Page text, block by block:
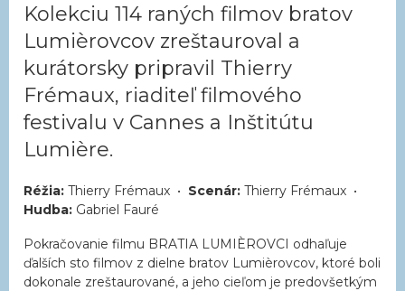
Kolekciu 114 raných filmov bratov
Lumièrovcov zreštauroval a
kurátorsky pripravil Thierry
Frémaux, riaditeľ filmového
festivalu v Cannes a Inštitútu
Lumière.
Réžia: Thierry Frémaux • Scenár: Thierry Frémaux •
Hudba: Gabriel Fauré
Pokračovanie filmu BRATIA LUMIÈROVCI odhaľuje
ďalších sto filmov z dielne bratov Lumièrovcov, ktoré boli
dokonale zreštaurované, a jeho cieľom je predovšetkým